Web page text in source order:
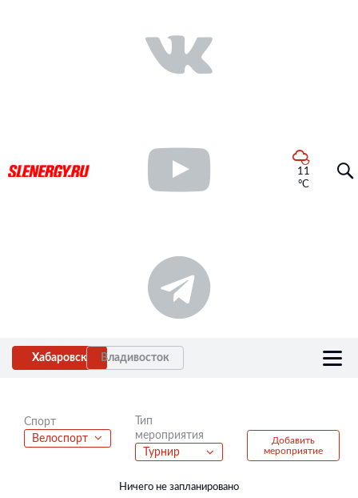
11
°C
Хабаровск Владивосток
Спорт
Велоспорт
Тип
мероприятия
Турнир
Добавить
мероприятие
Ничего не запланировано